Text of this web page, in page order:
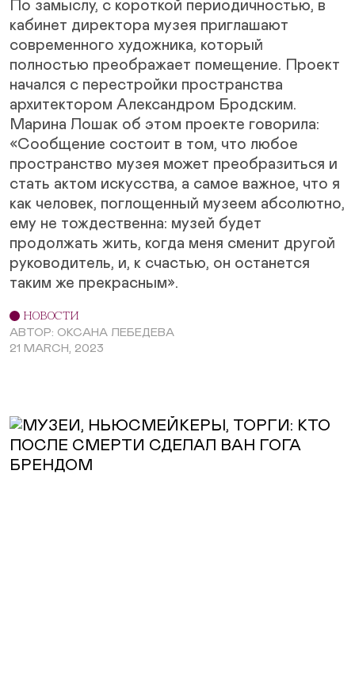
По замыслу, с короткой периодичностью, в
кабинет директора музея приглашают
современного художника, который
полностью преображает помещение. Проект
начался с перестройки пространства
архитектором Александром Бродским.
Марина Лошак об этом проекте говорила:
«Сообщение состоит в том, что любое
пространство музея может преобразиться и
стать актом искусства, а самое важное, что я
как человек, поглощенный музеем абсолютно,
ему не тождественна: музей будет
продолжать жить, когда меня сменит другой
руководитель, и, к счастью, он останется
таким же прекрасным».
НОВОСТИ
АВТОР: ОКСАНА ЛЕБЕДЕВА
21 MARCH, 2023